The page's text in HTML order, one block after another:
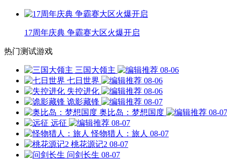
17周年庆典 争霸赛大区火爆开启
热门测试游戏
三国大领主
08-06
七日世界
08-06
失控进化
08-06
诡影藏锋
08-07
奥比岛：梦想国度
08-07
远征
08-07
怪物猎人：旅人 08-07
桃花源记2 08-07
问剑长生 08-07